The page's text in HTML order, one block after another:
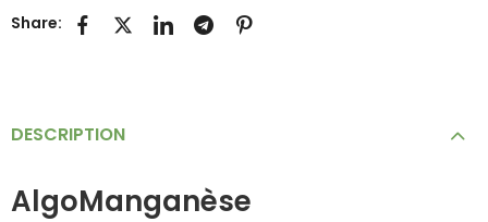
Share:
DESCRIPTION
AlgoManganèse